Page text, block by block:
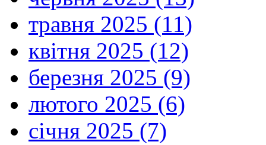
травня 2025 (11)
квітня 2025 (12)
березня 2025 (9)
лютого 2025 (6)
січня 2025 (7)